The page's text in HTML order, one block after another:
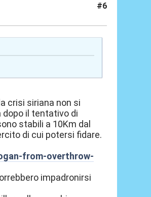
#6
crisi siriana non si
dopo il tentativo di
stabili a 10Km dal
di cui potersi fidare.
from-overthrow-
impadronirsi